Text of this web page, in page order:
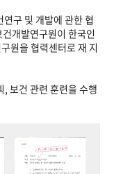
구 및 개발에 관한 협
개발연구원이 한국인
원을 협력센터로 재 지
, 보건 관련 훈련을 수행